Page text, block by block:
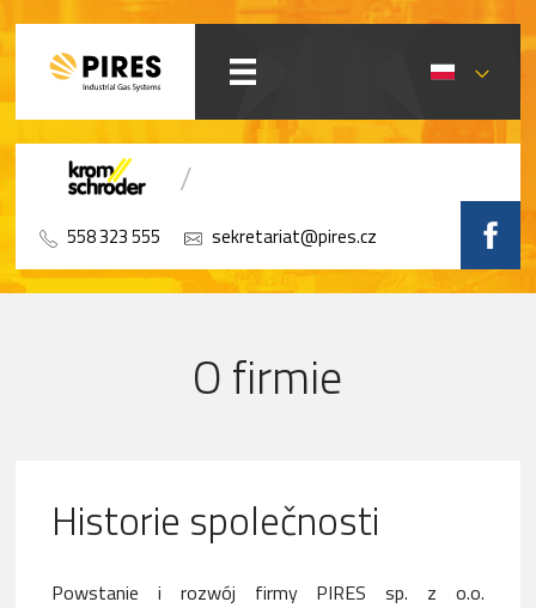
558 323 555 sekretariat@pires.cz
O firmie
Historie společnosti
Powstanie i rozwój firmy PIRES sp. z o.o.